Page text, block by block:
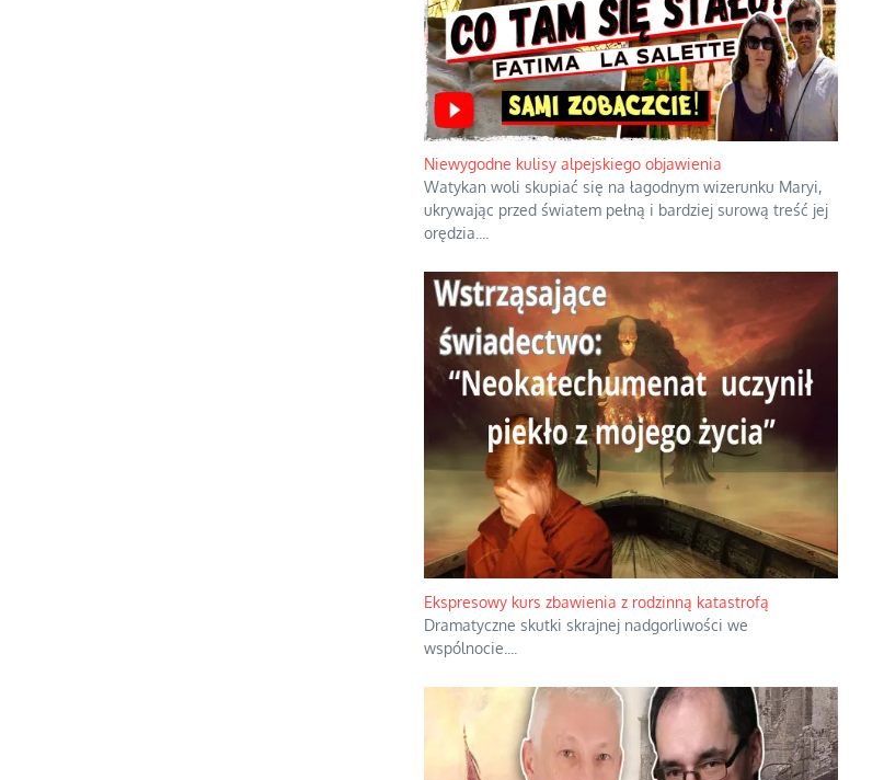
Niewygodne kulisy alpejskiego objawienia
Watykan woli skupiać się na łagodnym wizerunku Maryi,
ukrywając przed światem pełną i bardziej surową treść jej
orędzia.
Ekspresowy kurs zbawienia z rodzinną katastrofą
Dramatyczne skutki skrajnej nadgorliwości we
wspólnocie.